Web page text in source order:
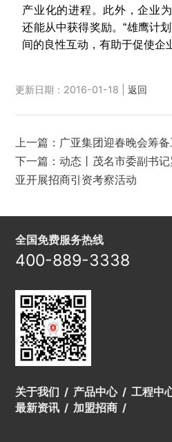
产业化的进程。此外，企业
还能从中获得奖励。“雄鹰计
间的良性互动，有助于促使企
更新日期：2016-01-18 |返回
上一篇： 广亚集团迎春晚会筹
下一篇：动态丨茂名市委副书
亚开展招商引资考察活动
关于我们 产品中心 工程中
最新资讯
加盟招商
全国免费服务热线
400-889-3338